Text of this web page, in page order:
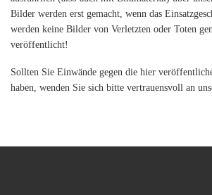
Bilder werden erst gemacht, wenn das
werden keine Bilder von Verletzten oder Toten
veröffentlicht!
Sollten Sie Einwände gegen die hier
haben, wenden Sie sich bitte vertrauensvoll an